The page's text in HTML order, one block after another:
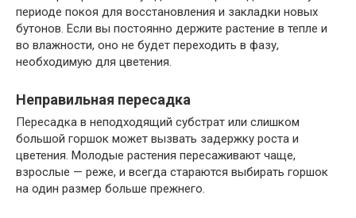
периоде покоя для восстановления и закладки новых
бутонов. Если вы постоянно держите растение в тепле и
во влажности, оно не будет переходить в фазу,
необходимую для цветения.
Неправильная пересадка
Пересадка в неподходящий субстрат или слишком
большой горшок может вызвать задержку роста и
цветения. Молодые растения пересаживают чаще,
взрослые — реже, и всегда стараются выбирать горшок
на один размер больше прежнего.